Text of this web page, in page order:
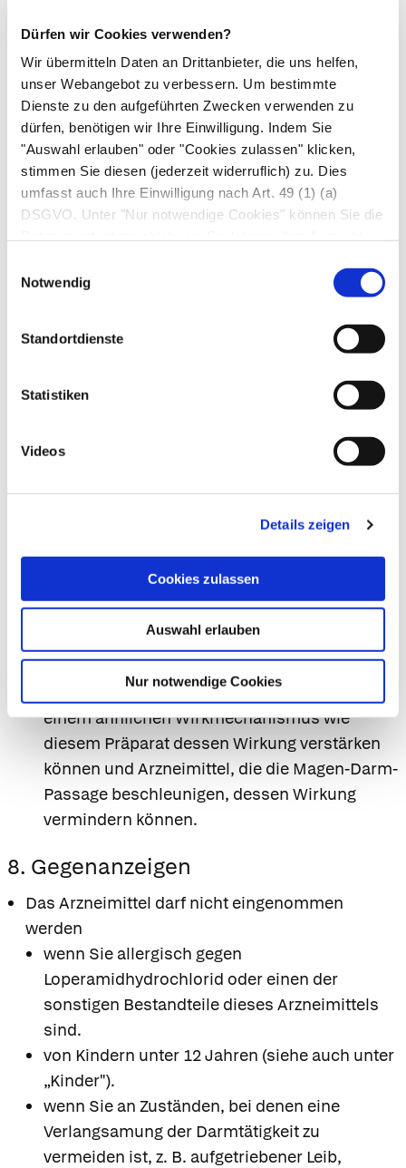
Dürfen wir Cookies verwenden?
Wir übermitteln Daten an Drittanbieter, die uns helfen,
unser Webangebot zu verbessern. Um bestimmte
Dienste zu den aufgeführten Zwecken verwenden zu
dürfen, benötigen wir Ihre Einwilligung. Indem Sie
"Auswahl erlauben" oder "Cookies zulassen" klicken,
stimmen Sie diesen (jederzeit widerruflich) zu. Dies
umfasst auch Ihre Einwilligung nach Art. 49 (1) (a)
DSGVO. Unter "Nur notwendige Cookies" können Sie die
Notwendig
Standortdienste
Statistiken
Videos
Details zeigen
Cookies zulassen
Auswahl erlauben
Nur notwendige Cookies
Sie sich an Ihren Arzt oder Apotheker. Dies gilt
sind.
7. Wechselwirkungen
Einnahme zusammen mit anderen Arzneimitteln
Informieren Sie Ihren Arzt oder Apotheker,
wenn Sie andere Arzneimittel
einnehmen/anwenden, kürzlich andere
haben oder beabsichtigen, andere
Bitte sprechen Sie mit Ihrem Arzt vor allem
folgenden Wirkstoffe regelmäßig oder auch
Ritonavir (Arzneimittel zur Behandlung einer
Itraconazol, Ketoconazol (Arzneimittel zur
Behandlung einer Pilzinfektion)
Gemfibrozil (Arzneimittel zur Behandlung
erhöhter Blutfette)
Desmopressin (Arzneimittel zur Behandlung
von vermehrtem Harnlassen)
Es ist zu erwarten, dass Arzneimittel mit
einem ähnlichen Wirkmechanismus wie
diesem Präparat dessen Wirkung verstärken
können und Arzneimittel, die die Magen-Darm-
Passage beschleunigen, dessen Wirkung
vermindern können.
8. Gegenanzeigen
Das Arzneimittel darf nicht eingenommen
werden
wenn Sie allergisch gegen
Loperamidhydrochlorid oder einen der
sonstigen Bestandteile dieses Arzneimittels
sind.
von Kindern unter 12 Jahren (siehe auch unter
„Kinder").
wenn Sie an Zuständen, bei denen eine
Verlangsamung der Darmtätigkeit zu
vermeiden ist, z. B. aufgetriebener Leib,